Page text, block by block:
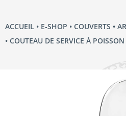
ACCUEIL • E‑SHOP • COUVERTS •
• COUTEAU DE SERVICE À POISSON